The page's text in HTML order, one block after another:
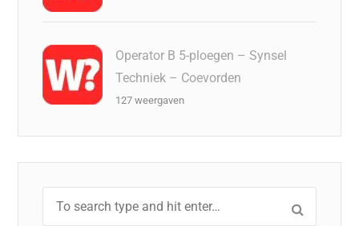
Operator B 5-ploegen – Synsel
Techniek – Coevorden
127 weergaven